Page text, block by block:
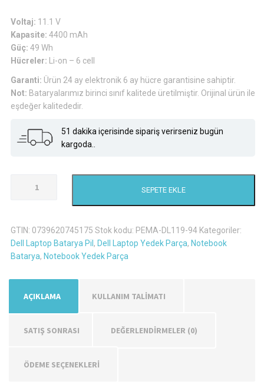
Voltaj: 11.1 V
Kapasite: 4400 mAh
Güç: 49 Wh
Hücreler:
Li-on – 6 cell
Garanti: Ürün 24 ay elektronik 6 ay hücre garantisine sahiptir.
Not: Bataryalarımız birinci sınıf kalitede üretilmiştir. Orijinal ürün ile
eşdeğer kalitededir.
51 dakika içerisinde sipariş verirseniz bugün
kargoda..
Pil
adet
SEPETE EKLE
GTIN: 0739620745175 Stok kodu: PEMA-DL119-94 Kategoriler:
Dell Laptop Batarya Pil , Dell Laptop Yedek Parça, Notebook
Batarya, Notebook Yedek Parça
AÇIKLAMA KULLANIM TALİMATI
SATIŞ SONRASI DEĞERLENDIRMELER (0)
ÖDEME SEÇENEKLERİ